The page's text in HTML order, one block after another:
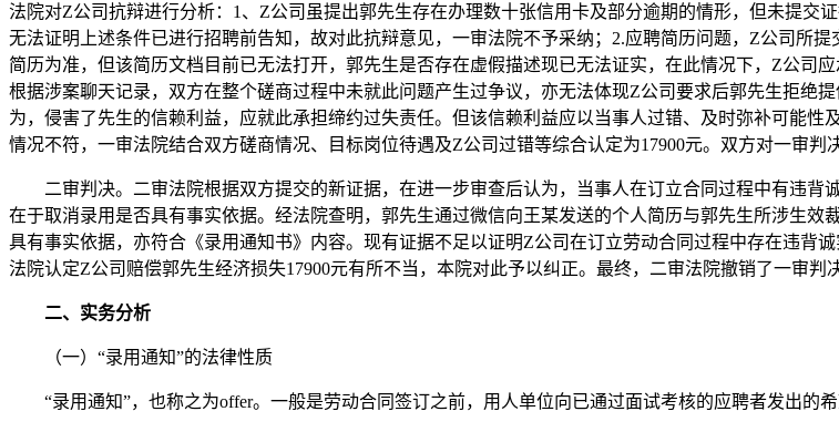
法院对Z公司抗辩进行分析：1、Z公司虽提出郭先生存在办理数十张信用卡及部分逾期的情形，但未提交
无法证明上述条件已进行招聘前告知，故对此抗辩意见，一审法院不予采纳；2.应聘简历问题，Z公司所
简历为准，但该简历文档目前已无法打开，郭先生是否存在虚假描述现已无法证实，在此情况下，Z公司
根据涉案聊天记录，双方在整个磋商过程中未就此问题产生过争议，亦无法体现Z公司要求后郭先生拒绝
为，侵害了先生的信赖利益，应就此承担缔约过失责任。但该信赖利益应以当事人过错、及时弥补可能
情况不符，一审法院结合双方磋商情况、目标岗位待遇及Z公司过错等综合认定为17900元。双方对一审判
二审判决。二审法院根据双方提交的新证据，在进一步审查后认为，当事人在订立合同过程中有违
在于取消录用是否具有事实依据。经法院查明，郭先生通过微信向王某发送的个人简历与郭先生所涉生效
具有事实依据，亦符合《录用通知书》内容。现有证据不足以证明Z公司在订立劳动合同过程中存在违背
法院认定Z公司赔偿郭先生经济损失17900元有所不当，本院对此予以纠正。最终，二审法院撤销了一审判
二、实务分析
（一） “录用通知”的法律性质
“录用通知”，也称之为offer。一般是劳动合同签订之前，用人单位向已通过面试考核的应聘者发出的